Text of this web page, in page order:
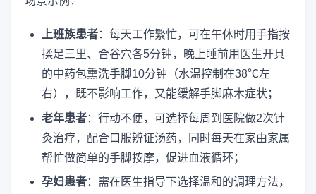
上班族患者：每天工作繁忙，可在午休时用手指按
揉足三里、合谷穴各5分钟，晚上睡前用医生开具
的中药包熏洗手脚10分钟（水温控制在38℃左
右），既不影响工作，又能缓解手脚麻木症状；
老年患者：行动不便，可选择每周到医院做2次针
灸治疗，配合口服辨证汤药，同时每天在家由家属
帮忙做简单的手脚按摩，促进血液循环；
孕妇患者：需在医生指导下选择温和的调理方法，